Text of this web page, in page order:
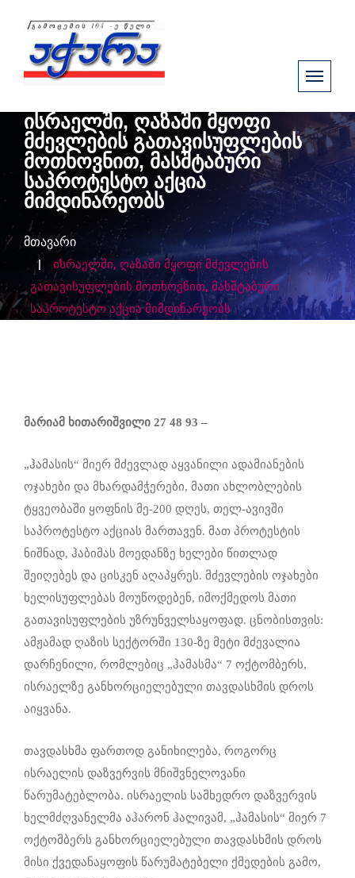
ისრაელში, ღაზაში მყოფი
მძევლების გათავისუფლების
მოთხოვნით, მასშტაბური
საპროტესტო აქცია
მიმდინარეობს
მთავარი
ისრაელში, ღაზაში მყოფი მძევლების
გათავისუფლების მოთხოვნით, მასშტაბური
საპროტესტო აქცია მიმდინარეობს
მარიამ ხითარიშვილი 27 48 93 –
„ჰამასის“ მიერ მძევლად აყვანილი ადამიანების
ოჯახები და მხარდამჭერები, მათი ახლობლების
ტყვეობაში ყოფნის მე-200 დღეს, თელ-ავივში
საპროტესტო აქციას მართავენ. მათ პროტესტის
ნიშნად, ჰაბიმას მოედანზე ხელები წითლად
შეიღებეს და ცისკენ აღაპყრეს. მძევლების ოჯახები
ხელისუფლებას მოუწოდებენ, იმოქმედოს მათი
გათავისუფლების უზრუნველსაყოფად. ცნობისთვის:
ამჟამად ღაზის სექტორში 130-ზე მეტი მძევალია
დარჩენილი, რომლებიც „ჰამასმა“ 7 ოქტომბერს,
ისრაელზე განხორციელებული თავდასხმის დროს
აიყვანა.
თავდასხმა ფართოდ განიხილება, როგორც
ისრაელის დაზვერვის მნიშვნელოვანი
წარუმატებლობა. ისრაელის სამხედრო დაზვერვის
ხელმძღვანელმა აჰარონ ჰალივამ, „ჰამასის“ მიერ 7
ოქტომბერს განხორციელებული თავდასხმის დროს
მისი ქვედანაყოფის წარუმატებელი ქმედების გამო,